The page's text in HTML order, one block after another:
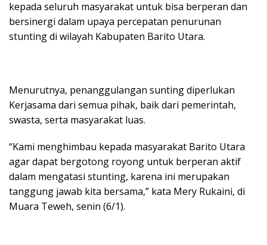
kepada seluruh masyarakat untuk bisa berperan dan
bersinergi dalam upaya percepatan penurunan
stunting di wilayah Kabupaten Barito Utara.
Menurutnya, penanggulangan sunting diperlukan
Kerjasama dari semua pihak, baik dari pemerintah,
swasta, serta masyarakat luas.
“Kami menghimbau kepada masyarakat Barito Utara
agar dapat bergotong royong untuk berperan aktif
dalam mengatasi stunting, karena ini merupakan
tanggung jawab kita bersama,” kata Mery Rukaini, di
Muara Teweh, senin (6/1).